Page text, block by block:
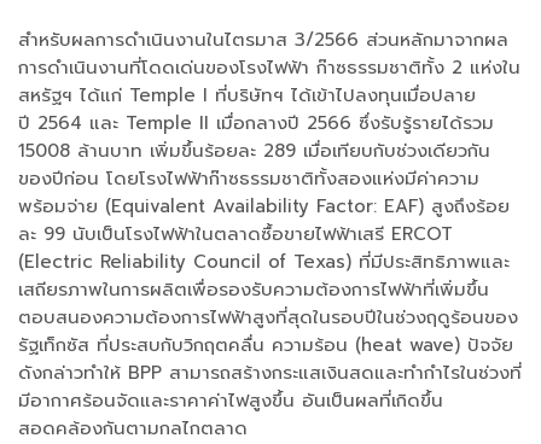
สำหรับผลการดำเนินงานในไตรมาส 3/2566 ส่วนหลักมาจากผล
การดำเนินงานที่โดดเด่นของโรงไฟฟ้า ก๊าซธรรมชาติทั้ง 2 แห่งใน
สหรัฐฯ ได้แก่ Temple I ที่บริษัทฯ ได้เข้าไปลงทุนเมื่อปลาย
ปี 2564 และ Temple II เมื่อกลางปี 2566 ซึ่งรับรู้รายได้รวม
15008 ล้านบาท เพิ่มขึ้นร้อยละ 289 เมื่อเทียบกับช่วงเดียวกัน
ของปีก่อน โดยโรงไฟฟ้าก๊าซธรรมชาติทั้งสองแห่งมีค่าความ
พร้อมจ่าย (Equivalent Availability Factor: EAF) สูงถึงร้อย
ละ 99 นับเป็นโรงไฟฟ้าในตลาดซื้อขายไฟฟ้าเสรี ERCOT
(Electric Reliability Council of Texas) ที่มีประสิทธิภาพและ
เสถียรภาพในการผลิตเพื่อรองรับความต้องการไฟฟ้าที่เพิ่มขึ้น
ตอบสนองความต้องการไฟฟ้าสูงที่สุดในรอบปีในช่วงฤดูร้อนของ
รัฐเท็กซัส ที่ประสบกับวิกฤตคลื่น ความร้อน (heat wave) ปัจจัย
ดังกล่าวทำให้ BPP สามารถสร้างกระแสเงินสดและทำกำไรในช่วงที่
มีอากาศร้อนจัดและราคาค่าไฟสูงขึ้น อันเป็นผลที่เกิดขึ้น
สอดคล้องกันตามกลไกตลาด